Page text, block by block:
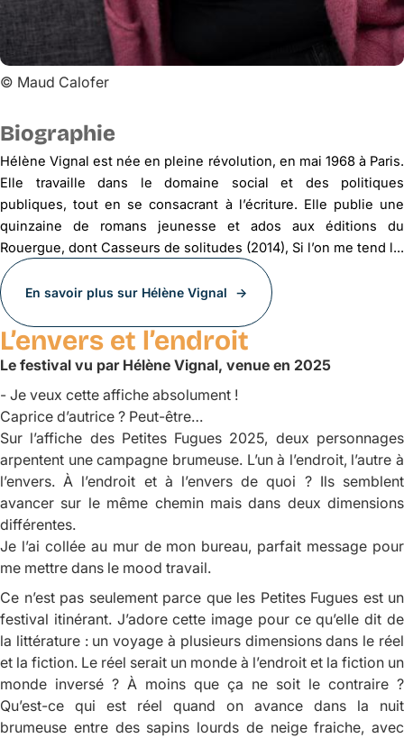
© Maud Calofer
Biographie
Hélène Vignal est née en pleine révolution, en mai 1968 à Paris.
Elle travaille dans le domaine social et des politiques
publiques, tout en se consacrant à l’écriture. Elle publie une
quinzaine de romans jeunesse et ados aux éditions du
Rouergue, dont Cas­seurs de solitudes (2014), Si l’on me tend l...
En savoir plus sur Hélène Vignal
L’envers et l’endroit
Le festival vu par Hélène Vignal, venue en 2025
- Je veux cette affiche absolument !
Caprice d’autrice ? Peut-être…
Sur l’affiche des Petites Fugues 2025, deux personnages
arpentent une campagne brumeuse. L’un à l’endroit, l’autre à
l’envers. À l’endroit et à l’envers de quoi ? Ils semblent
avancer sur le même chemin mais dans deux dimensions
différentes.
Je l’ai collée au mur de mon bureau, parfait message pour
me mettre dans le mood travail.
Ce n’est pas seulement parce que les Petites Fugues est un
festival itinérant. J’adore cette image pour ce qu’elle dit de
la littérature : un voyage à plusieurs dimensions dans le réel
et la fiction. Le réel serait un monde à l’endroit et la fiction un
monde inversé ? À moins que ça ne soit le contraire ?
Qu’est-ce qui est réel quand on avance dans la nuit
brumeuse entre des sapins lourds de neige fraiche, avec